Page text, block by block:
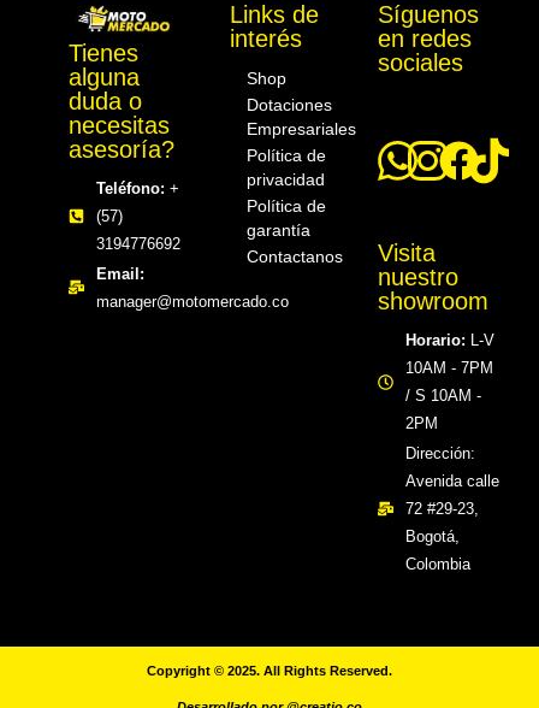
Motomercado
Tienes
alguna
duda o
necesitas
asesoría?
Teléfono: +
(57)
3194776692
Email:
manager@motomercado.co
Links de
interés
Shop
Dotaciones
Empresariales
Política de
privacidad
Política de
garantía
Contactanos
Síguenos
en redes
sociales
Visita
nuestro
showroom
Horario: L-V
10AM - 7PM
/ S 10AM -
2PM
Dirección:
Avenida calle
72 #29-23,
Bogotá,
Colombia​
Copyright © 2025. All Rights Reserved.